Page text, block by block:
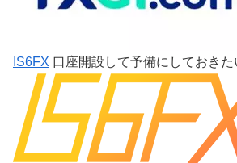
IS6FX 口座開設して予備にしておきた